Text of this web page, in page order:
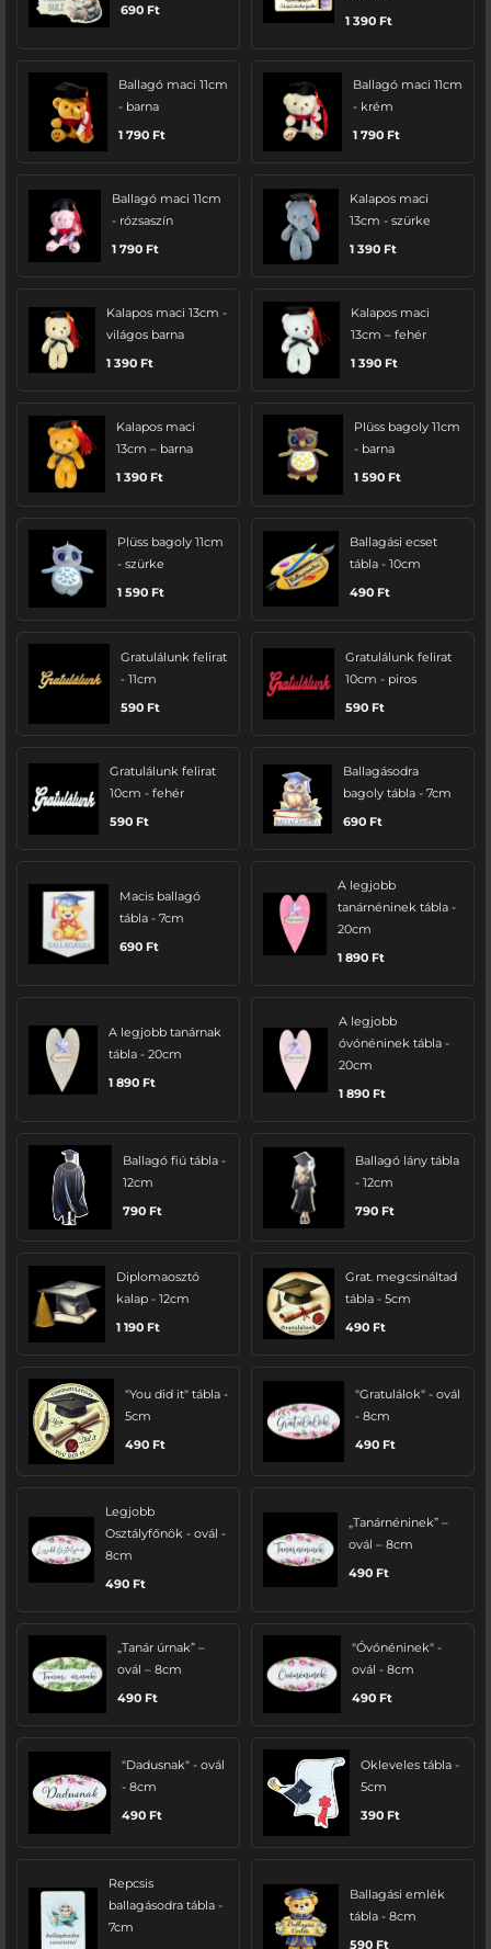
690 Ft
1 390 Ft
Ballagó maci 11cm
- barna
1 790 Ft
Ballagó maci 11cm
- krém
1 790 Ft
Ballagó maci 11cm
- rózsaszín
1 790 Ft
Kalapos maci
13cm - szürke
1 390 Ft
Kalapos maci 13cm -
világos barna
1 390 Ft
Kalapos maci
13cm – fehér
1 390 Ft
Kalapos maci
13cm – barna
1 390 Ft
Plüss bagoly 11cm
- barna
1 590 Ft
Plüss bagoly 11cm
- szürke
1 590 Ft
Ballagási ecset
tábla - 10cm
490 Ft
Gratulálunk felirat
- 11cm
590 Ft
Gratulálunk felirat
10cm - piros
590 Ft
Gratulálunk felirat
10cm - fehér
590 Ft
Ballagásodra
bagoly tábla - 7cm
690 Ft
Macis ballagó
tábla - 7cm
690 Ft
A legjobb
tanárnéninek tábla -
20cm
1 890 Ft
A legjobb tanárnak
tábla - 20cm
1 890 Ft
A legjobb
óvónéninek tábla -
20cm
1 890 Ft
Ballagó fiú tábla -
12cm
790 Ft
Ballagó lány tábla
- 12cm
790 Ft
Diplomaosztó
kalap - 12cm
1 190 Ft
Grat. megcsináltad
tábla - 5cm
490 Ft
"You did it" tábla -
5cm
490 Ft
"Gratulálok" - ovál
- 8cm
490 Ft
Legjobb
Osztályfőnök - ovál -
8cm
490 Ft
„Tanárnéninek” –
ovál – 8cm
490 Ft
„Tanár úrnak” –
ovál – 8cm
490 Ft
"Óvónéninek" -
ovál - 8cm
490 Ft
"Dadusnak" - ovál
- 8cm
490 Ft
Okleveles tábla -
5cm
390 Ft
Repcsis
ballagásodra tábla -
7cm
Ballagási emlék
tábla - 8cm
590 Ft